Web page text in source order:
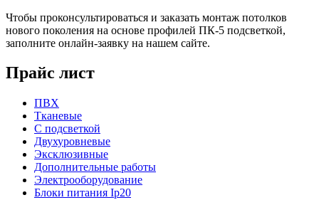
Чтобы проконсультироваться и заказать монтаж потолков
нового поколения на основе профилей ПК-5 подсветкой,
заполните онлайн-заявку на нашем сайте.
Прайс лист
ПВХ
Тканевые
С подсветкой
Двухуровневые
Эксклюзивные
Дополнительные работы
Электрооборудование
Блоки питания Ip20